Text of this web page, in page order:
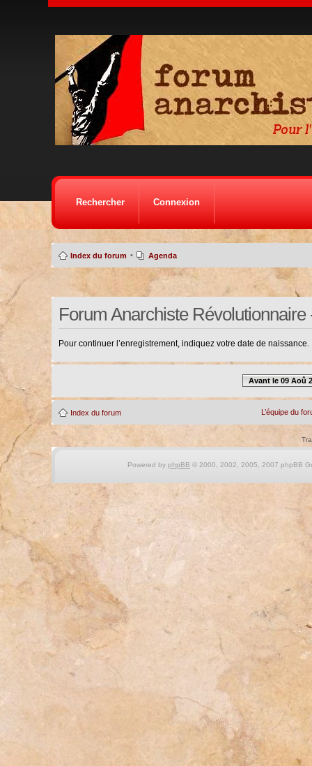
Rechercher Connexion
Index du forum • Agenda
Forum Anarchiste
Pour continuer l’enregistrement, indiquez votre date de naissance.
Avant le 09 Aoû
Index du forum L’équipe du
Powered by phpBB © 2000, 2002, 2005, 2007 phpBB